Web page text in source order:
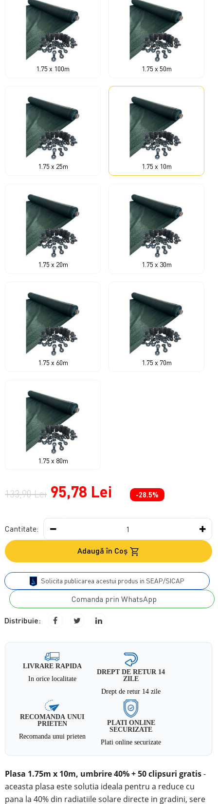
1.75 x 100m 1.75 x 50m
1.75 x 25m 1.75 x 10m
1.75 x 20m 1.75 x 30m
1.75 x 60m 1.75 x 70m
1.75 x 80m
133,90 Lei 95,78 Lei -28.5%
Cantitate:
Adaugă în Coş
Solicita publicarea acestui produs in SEAP/SICAP
Comanda prin WhatsApp
Distribuie:
LIVRARE RAPIDA
In orice localitate
DREPT DE RETUR 14
ZILE
Drept de retur 14 zile
RECOMANDA UNUI
PRIETEN
Recomanda unui prieten
PLATI ONLINE
SECURIZATE
Plati online securizate
Plasa 1.75m x 10m, umbrire 40% + 50 clipsuri gratis-
aceasta plasa este solutia ideala pentru a reduce cu
pana la 40% din radiatiile solare directe in gradini, sere